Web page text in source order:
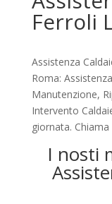
Ferroli
Assistenza
Roma:
Manutenzione,
Intervento
giornata.
I nosti